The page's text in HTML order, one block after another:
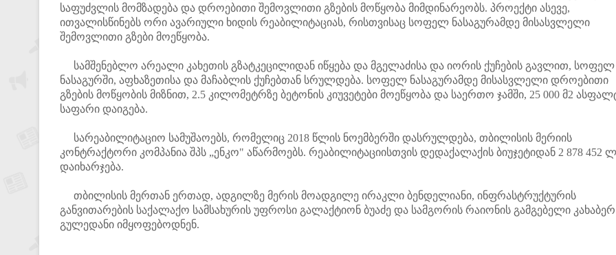
საფუძვლის მომზადება და დროებითი შემოვლითი გზების მოწყობა მიმდინარეობს. პროექტი ასევე,
ითვალისწინებს ორი ავარიული ხიდის რეაბილიტაციას, რისთვისაც სოფელ ნასაგურამდე მისასვლელი
შემოვლითი გზები მოეწყობა.
სამშენებლო არეალი კახეთის გზატკეცილიდან იწყება და მგელაძისა და იორის ქუჩების გავლით, სოფელ
ნასაგურში, აფხაზეთისა და მაჩაბლის ქუჩებთან სრულდება. სოფელ ნასაგურამდე მისასვლელი დროებითი
გზების მოწყობის მიზნით, 2.5 კილომეტრზე ბეტონის კიუვეტები მოეწყობა და საერთო ჯამში, 25 000 მ2
საფარი დაიგება.
სარეაბილიტაციო სამუშაოებს, რომელიც 2018 წლის ნოემბერში დასრულდება, თბილისის მერიის
კონტრაქტორი კომპანია შპს „ენკო" აწარმოებს. რეაბილიტაციისთვის დედაქალაქის ბიუჯეტიდან 2 878 452
დაიხარჯება.
თბილისის მერთან ერთად, ადგილზე მერის მოადგილე ირაკლი ბენდელიანი, ინფრასტრუქტურის
განვითარების საქალაქო სამსახურის უფროსი გალაქტიონ ბუაძე და სამგორის რაიონის გამგებელი კახაბერ
გულედანი იმყოფებოდნენ.